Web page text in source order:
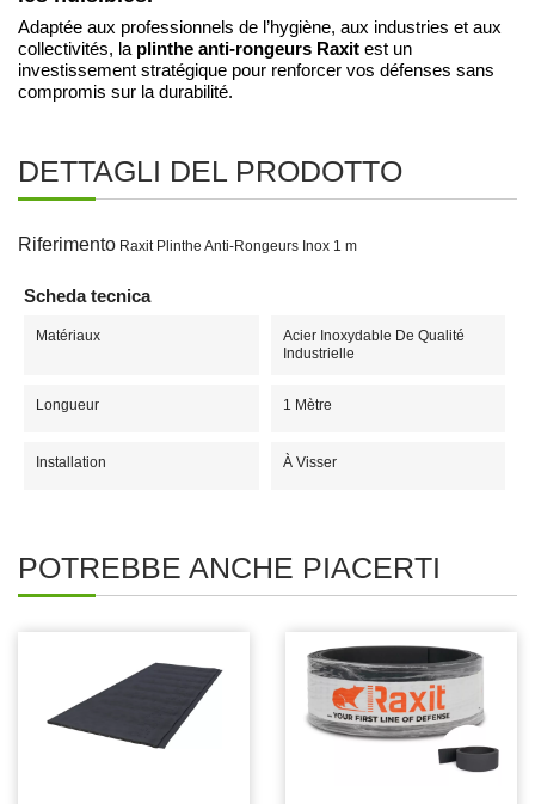
Adaptée aux professionnels de l’hygiène, aux industries et aux
collectivités, la plinthe anti-rongeurs Raxit est un
investissement stratégique pour renforcer vos défenses sans
compromis sur la durabilité.
DETTAGLI DEL PRODOTTO
Riferimento Raxit Plinthe Anti-Rongeurs Inox 1 m
Scheda tecnica
Matériaux
Acier Inoxydable De Qualité
Industrielle
Longueur 1 Mètre
Installation À Visser
POTREBBE ANCHE PIACERTI